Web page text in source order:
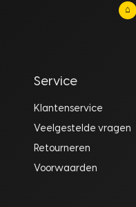
⌂
Service
Klantenservice
Veelgestelde vragen
Retourneren
Voorwaarden